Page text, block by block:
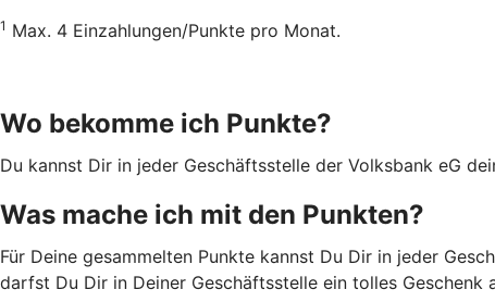
1 Max. 4 Einzahlungen/Punkte pro Monat.
Wo bekomme ich Punkte?
Du kannst Dir in jeder Geschäftsstelle der Volksbank eG
Was mache ich mit den Punkten?
Für Deine gesammelten Punkte kannst Du Dir in jeder
darfst Du Dir in Deiner Geschäftsstelle ein tolles Geschenk